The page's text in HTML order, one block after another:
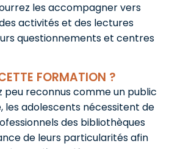
les accompagner vers
activités et des lectures
questionnements et centres
FORMATION ?
peu reconnus comme un public
les adolescents nécessitent de
des bibliothèques
de leurs particularités afin